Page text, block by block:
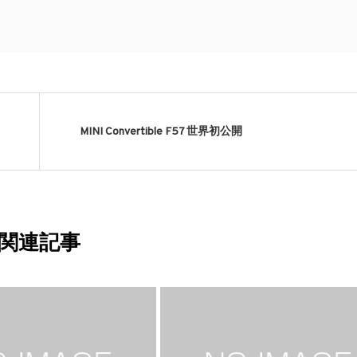
MINI Convertible F57 世界初公開
関連記事